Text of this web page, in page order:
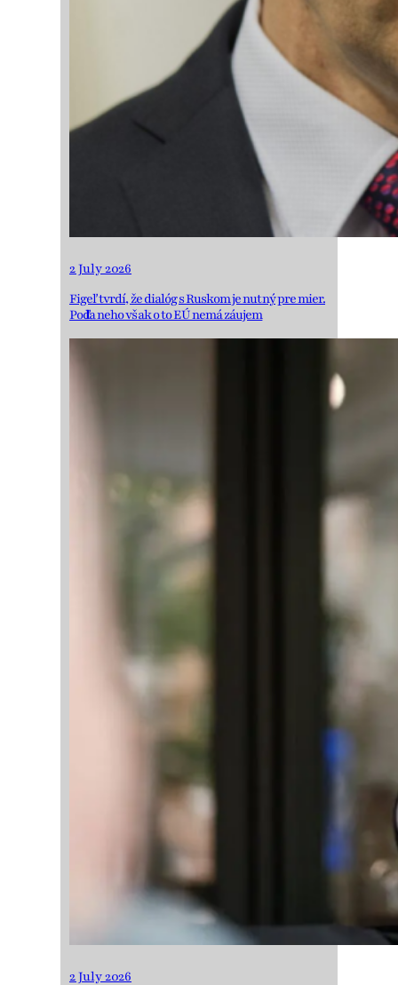
2 July 2026
Figeľ tvrdí, že dialóg s Ruskom je nutný pre mier.
Podľa neho však o to EÚ nemá záujem
2 July 2026